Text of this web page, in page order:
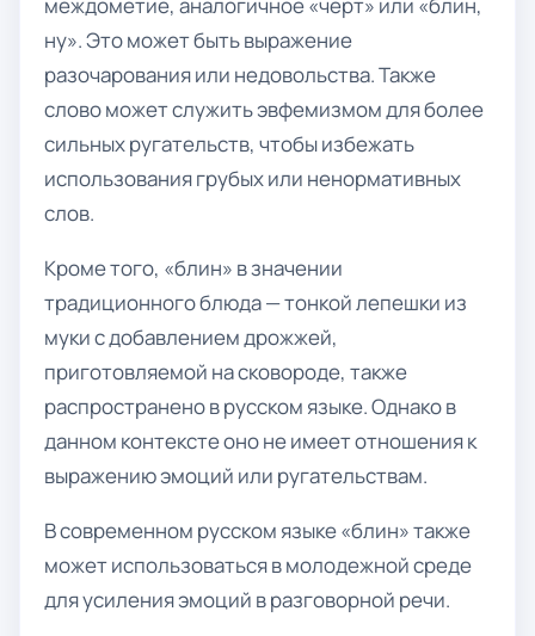
ну». Это может быть выражение
разочарования или недовольства. Также
слово может служить эвфемизмом для более
сильных ругательств, чтобы избежать
использования грубых или ненормативных
слов.
Кроме того, «блин» в значении
традиционного блюда — тонкой лепешки из
муки с добавлением дрожжей,
приготовляемой на сковороде, также
распространено в русском языке. Однако в
данном контексте оно не имеет отношения к
выражению эмоций или ругательствам.
В современном русском языке «блин» также
может использоваться в молодежной среде
для усиления эмоций в разговорной речи.